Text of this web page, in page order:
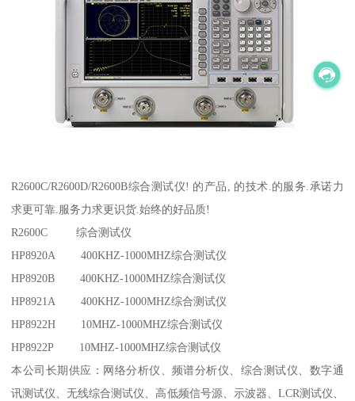
R2600C/R2600D/R2600B综合测试仪! 的产品, 的技术.的服务.承诺力
求更可靠.服务力求更识货.始终的好品质!
R2600C 综合测试仪
HP8920A 400KHZ-1000MHZ综合测试仪
HP8920B 400KHZ-1000MHZ综合测试仪
HP8921A 400KHZ-1000MHZ综合测试仪
HP8922H 10MHZ-1000MHZ综合测试仪
HP8922P 10MHZ-1000MHZ综合测试仪
本公司长期供应：网络分析仪、频谱分析仪、综合测试仪、数字通
讯测试仪、无线综合测试仪、高低频信号源、示波器、LCR测试仪、